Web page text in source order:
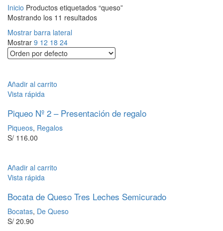
Inicio Productos etiquetados “queso”
Mostrando los 11 resultados
Mostrar barra lateral
Mostrar 9 12 18 24
Añadir al carrito
Vista rápida
Piqueo Nº 2 – Presentación de regalo
Piqueos, Regalos
S/ 116.00
Añadir al carrito
Vista rápida
Bocata de Queso Tres Leches Semicurado
Bocatas, De Queso
S/ 20.90